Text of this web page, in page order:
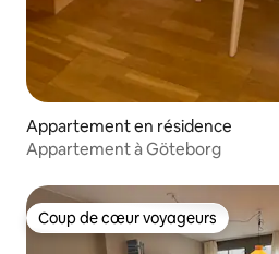
Appartement en résidence
Appartement à Göteborg
Coup de cœur voyageurs
Coup de cœur voyageurs